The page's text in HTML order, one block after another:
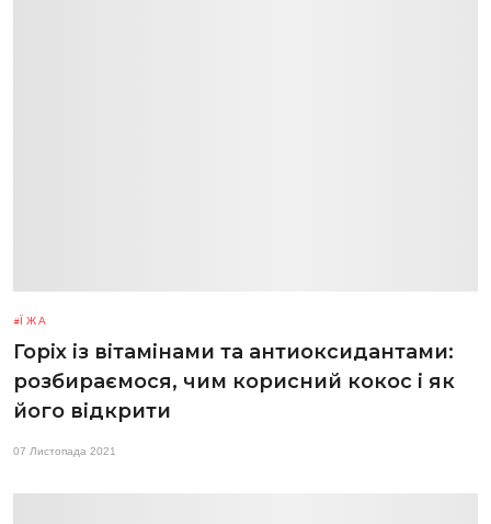
ЇЖА
Горіх із вітамінами та антиоксидантами:
розбираємося, чим корисний кокос і як
його відкрити
07 Листопада 2021